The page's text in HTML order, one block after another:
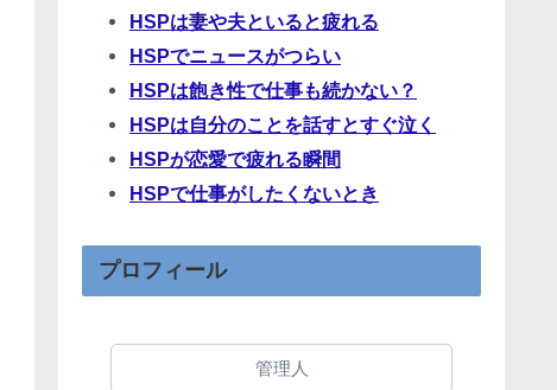
HSPは妻や夫といると疲れる
HSPでニュースがつらい
HSPは飽き性で仕事も続かない？
HSPは自分のことを話すとすぐ泣く
HSPが恋愛で疲れる瞬間
HSPで仕事がしたくないとき
プロフィール
管理人